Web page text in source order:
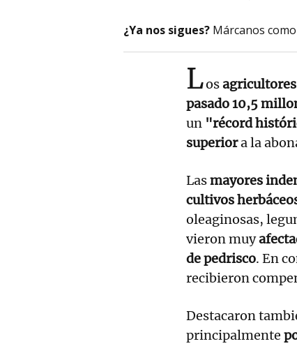
¿Ya nos sigues? Márcanos
Los
pasado 10,5
un "récord
superiora la
Lasmayores
cultivos
oleaginosas,
vieron muy
de pedrisco. En
recibieron
Destacaron
principalmente